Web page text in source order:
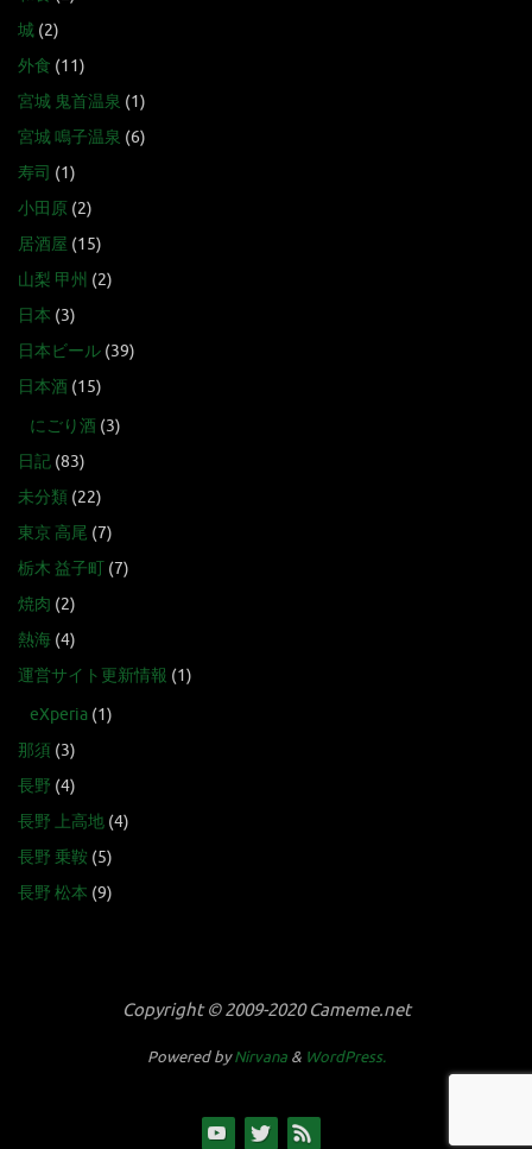
城 (2)
外食 (11)
宮城 鬼首温泉 (1)
宮城 鳴子温泉 (6)
寿司 (1)
小田原 (2)
居酒屋 (15)
山梨 甲州 (2)
日本 (3)
日本ビール (39)
日本酒 (15)
にごり酒 (3)
日記 (83)
未分類 (22)
東京 高尾 (7)
栃木 益子町 (7)
焼肉 (2)
熱海 (4)
運営サイト更新情報 (1)
eXperia (1)
那須 (3)
長野 (4)
長野 上高地 (4)
長野 乗鞍 (5)
長野 松本 (9)
Copyright © 2009-2020 Cameme.net
Powered byNirvana& WordPress.